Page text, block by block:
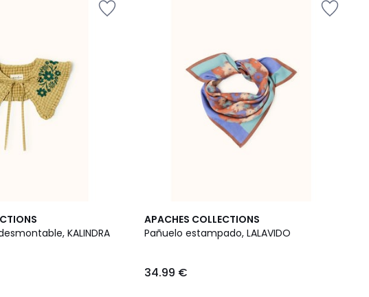
KALINDRA
APACHES COLLECTIONS
Pañuelo estampado, LALAVIDO
34.99 €